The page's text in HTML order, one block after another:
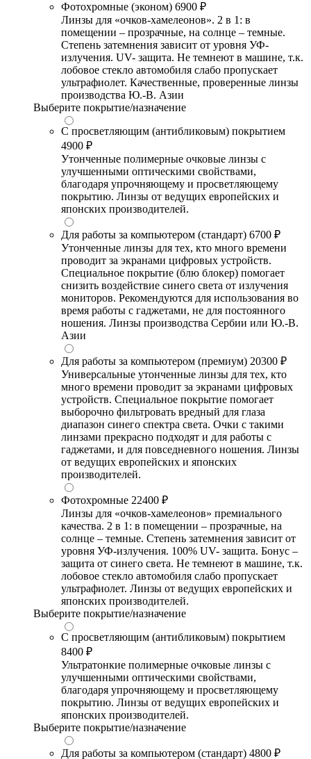
Фотохромные (эконом) 6900 ₽
Линзы для «очков-хамелеонов». 2 в 1: в
помещении – прозрачные, на солнце – темные.
Степень затемнения зависит от уровня УФ-
излучения. UV- защита. Не темнеют в машине, т.к.
лобовое стекло автомобиля слабо пропускает
ультрафиолет. Качественные, проверенные линзы
производства Ю.-В. Азии
Выберите покрытие/назначение
С просветляющим (антибликовым) покрытием
4900 ₽
Утонченные полимерные очковые линзы с
улучшенными оптическими свойствами,
благодаря упрочняющему и просветляющему
покрытию. Линзы от ведущих европейских и
японских производителей.
Для работы за компьютером (стандарт) 6700 ₽
Утонченные линзы для тех, кто много времени
проводит за экранами цифровых устройств.
Специальное покрытие (блю блокер) помогает
снизить воздействие синего света от излучения
мониторов. Рекомендуются для использования во
время работы с гаджетами, не для постоянного
ношения. Линзы производства Сербии или Ю.-В.
Азии
Для работы за компьютером (премиум) 20300 ₽
Универсальные утонченные линзы для тех, кто
много времени проводит за экранами цифровых
устройств. Специальное покрытие помогает
выборочно фильтровать вредный для глаза
диапазон синего спектра света. Очки с такими
линзами прекрасно подходят и для работы с
гаджетами, и для повседневного ношения. Линзы
от ведущих европейских и японских
производителей.
Фотохромные 22400 ₽
Линзы для «очков-хамелеонов» премиального
качества. 2 в 1: в помещении – прозрачные, на
солнце – темные. Степень затемнения зависит от
уровня УФ-излучения. 100% UV- защита. Бонус –
защита от синего света. Не темнеют в машине, т.к.
лобовое стекло автомобиля слабо пропускает
ультрафиолет. Линзы от ведущих европейских и
японских производителей.
Выберите покрытие/назначение
С просветляющим (антибликовым) покрытием
8400 ₽
Ультратонкие полимерные очковые линзы с
улучшенными оптическими свойствами,
благодаря упрочняющему и просветляющему
покрытию. Линзы от ведущих европейских и
японских производителей.
Выберите покрытие/назначение
Для работы за компьютером (стандарт) 4800 ₽